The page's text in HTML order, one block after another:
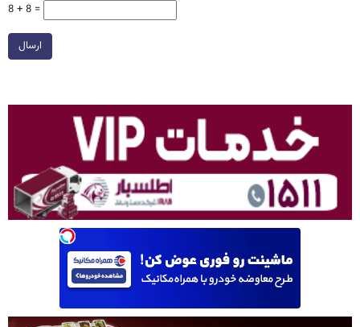
8 + 8 =
ارسال